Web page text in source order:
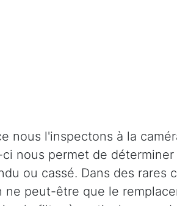
nous l'inspectons à la
nous permet de
ou cassé. Dans des
ne peut-être que le